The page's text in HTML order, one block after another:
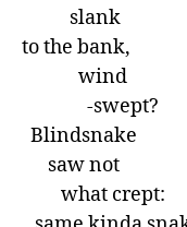
to the bank,